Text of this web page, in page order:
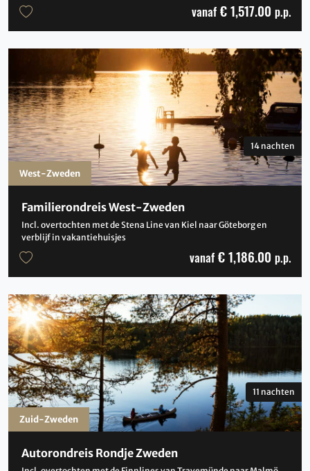
vanaf € 1,517.00 p.p.
Familierondreis West-Zweden
Incl. overtochten met de Stena Line van Kiel naar Göteborg en
verblijf in vakantiehuisjes
14 nachten
vanaf € 1,186.00 p.p.
West-Zweden
Autorondreis Rondje Zweden
11 nachten
Zuid-Zweden